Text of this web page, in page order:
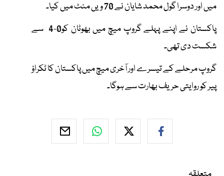
میں اور دوسرا گول محمد شایان نے 70 ویں منٹ میں کیا۔
پاکستان نے اپنے پہلے گروپ میچ میں بھوٹان کو0-4 سے
شکست دی تھی۔
گروپ مرحلے کے تیسرے اور آخری میچ میں پاکستان کا ٹکراؤ
پیر کو روایتی حریف بھارت سے ہوگا۔